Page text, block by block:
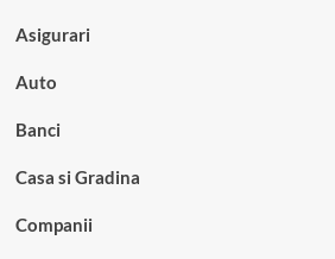
Asigurari
Auto
Banci
Casa si Gradina
Companii